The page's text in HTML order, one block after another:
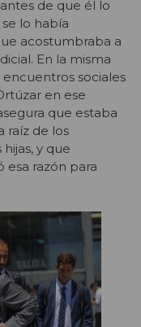
de que él lo
lo había
acostumbraba a
En la misma
sociales
en ese
que estaba
raíz de los
y que
razón para